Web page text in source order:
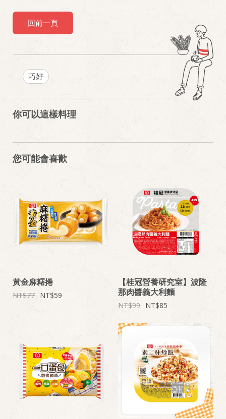
回前一頁
巧好
你可以這樣料理
您可能會喜歡
黃金麻糬捲
77 59
【桂冠營養研究室】波隆
那肉醬義大利麵
99 85